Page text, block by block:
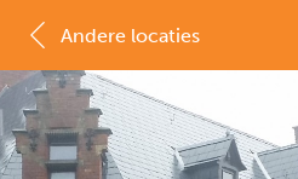
Andere locaties
MAP